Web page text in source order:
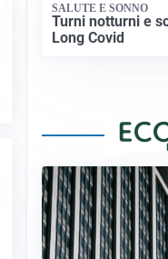
SALUTE E SONNO
Turni notturni e
Long Covid